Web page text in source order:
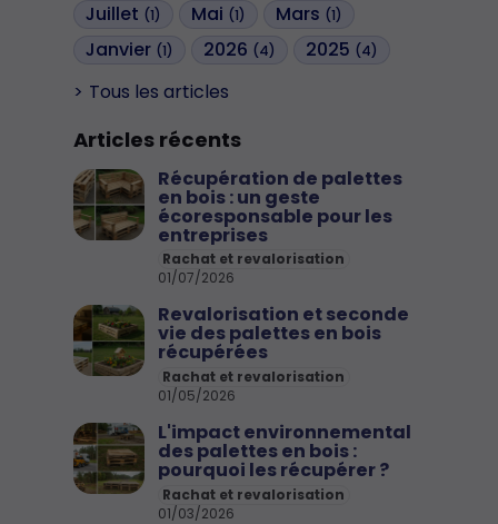
Juillet (1) Mai (1) Mars (1)
Janvier (1) 2026 (4) 2025 (4)
Tous les articles
Articles récents
Rachat et revalorisation
01/07/2026
Récupération de palettes
en bois : un geste
écoresponsable pour les
entreprises
Rachat et revalorisation
01/05/2026
Revalorisation et seconde
vie des palettes en bois
récupérées
Rachat et revalorisation
01/03/2026
L'impact environnemental
des palettes en bois :
pourquoi les récupérer ?